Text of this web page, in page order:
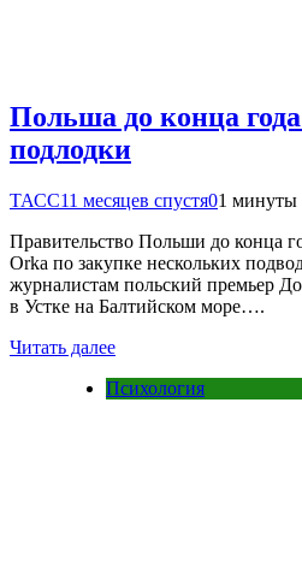
Польша до конца
подлодки
ТАСС11 месяцев спустя01 минуты
Правительство Польши до конца
Orka по закупке нескольких
журналистам польский премьер
в Устке на Балтийском море….
Читать далее
Психология